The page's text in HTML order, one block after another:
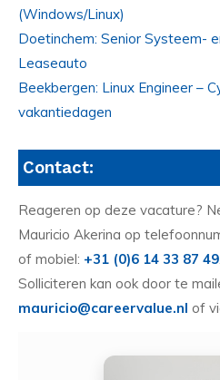
(Windows/Linux)
Doetinchem: Senior Systeem-
Leaseauto
Beekbergen: Linux Engineer –
vakantiedagen
Contact:
Reageren op deze vacature?
Mauricio Akerina op
of mobiel: +31 (0)6 14 33 87 49.
Solliciteren kan ook door te
mauricio@careervalue.nl of